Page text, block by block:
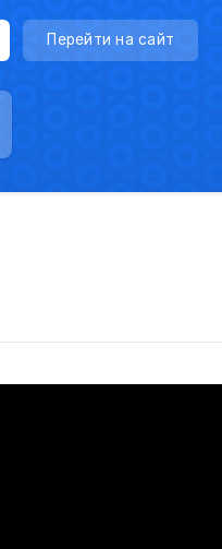
Перейти на сайт